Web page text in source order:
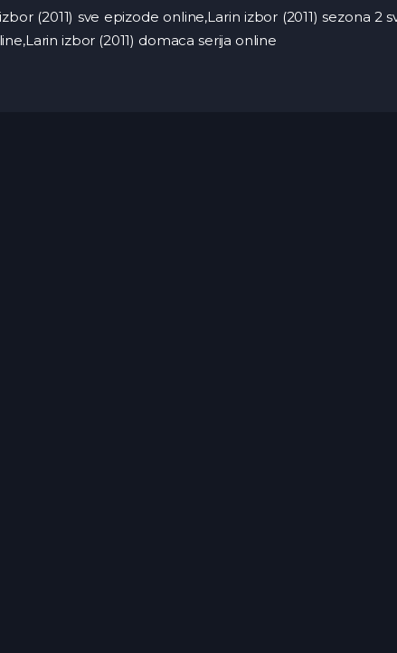
(2011) sve epizode online,Larin izbor (2011) sezona 2
izbor (2011) domaca serija online